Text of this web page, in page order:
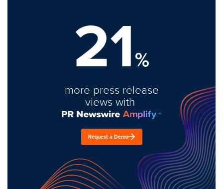
21%
more press release
views with
Request a Demo